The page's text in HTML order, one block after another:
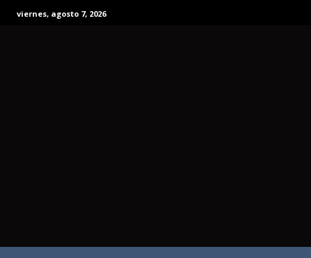
viernes, agosto 7, 2026